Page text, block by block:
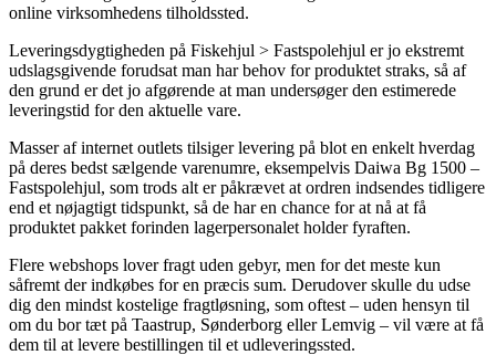
online virksomhedens tilholdssted.
Leveringsdygtigheden på Fiskehjul > Fastspolehjul er jo ekstremt
udslagsgivende forudsat man har behov for produktet straks, så af
den grund er det jo afgørende at man undersøger den estimerede
leveringstid for den aktuelle vare.
Masser af internet outlets tilsiger levering på blot en enkelt hverdag
på deres bedst sælgende varenumre, eksempelvis Daiwa Bg 1500 –
Fastspolehjul, som trods alt er påkrævet at ordren indsendes tidligere
end et nøjagtigt tidspunkt, så de har en chance for at nå at få
produktet pakket forinden lagerpersonalet holder fyraften.
Flere webshops lover fragt uden gebyr, men for det meste kun
såfremt der indkøbes for en præcis sum. Derudover skulle du udse
dig den mindst kostelige fragtløsning, som oftest – uden hensyn til
om du bor tæt på Taastrup, Sønderborg eller Lemvig – vil være at få
dem til at levere bestillingen til et udleveringssted.